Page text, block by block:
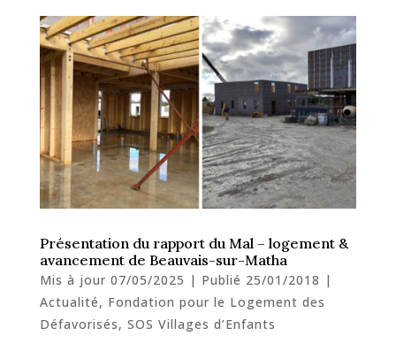
Présentation du rapport du Mal – logement &
avancement de Beauvais-sur-Matha
Mis à jour 07/05/2025 | Publié 25/01/2018 |
Actualité, Fondation pour le Logement des
Défavorisés, SOS Villages d’Enfants